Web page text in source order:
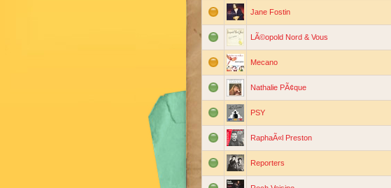
Jane Fostin
LÃ©opold Nord & Vous
Mecano
Nathalie PÃ¢que
PSY
RaphaÃ«l Preston
Reporters